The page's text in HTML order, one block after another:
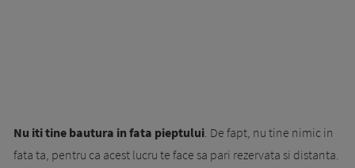
Nu iti tine bautura in fata pieptului. De fapt, nu tine nimic in
fata ta, pentru ca acest lucru te face sa pari rezervata si distanta.